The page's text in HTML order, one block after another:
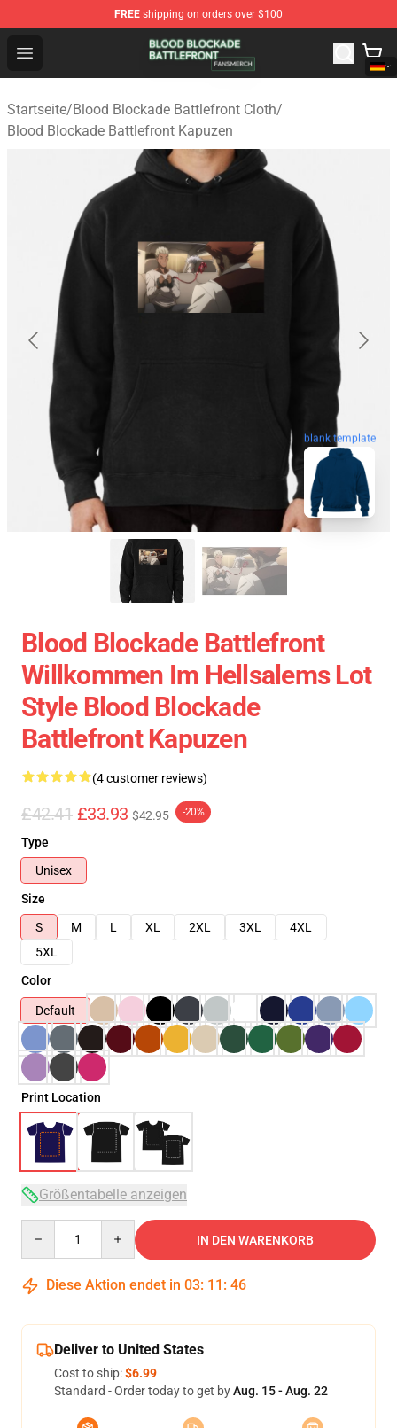
FREE shipping on orders over $100
Open menu
Blood Blockade Battlefront Shop - Official Blood
Startseite/Blood Blockade Battlefront Cloth/
Blood Blockade Battlefront Kapuzen
blank template
Blood Blockade Battlefront
Willkommen Im Hellsalems Lot
Style Blood Blockade
Battlefront Kapuzen
(4 customer reviews)
£42.41 £33.93 $42.95 -20%
Type
Unisex
Size
S
M L XL 2XL 3XL
4XL
5XL
Color
Default
Print Location
Größentabelle anzeigen
IN DEN WARENKORB
Diese Aktion endet in 03: 11 : 45
Deliver to United States
Cost to ship:$6.99
Standard - Order today to get byAug. 15 - Aug. 22